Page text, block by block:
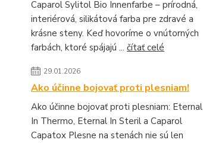
Caparol Sylitol Bio Innenfarbe – prírodná,
interiérová, silikátová farba pre zdravé a
krásne steny. Keď hovoríme o vnútorných
farbách, ktoré spájajú ... čítať celé
29.01.2026
Ako účinne bojovať proti plesniam!
Ako účinne bojovať proti plesniam: Eternal
In Thermo, Eternal In Steril a Caparol
Capatox Plesne na stenách nie sú len